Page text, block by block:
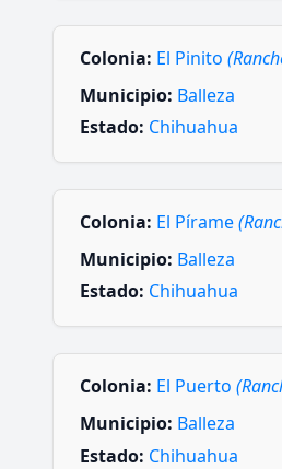
Colonia: El Pinito
Municipio: Balleza
Estado: Chihuahua
Colonia: El Pírame
Municipio: Balleza
Estado: Chihuahua
Colonia: El Puerto
Municipio: Balleza
Estado: Chihuahua